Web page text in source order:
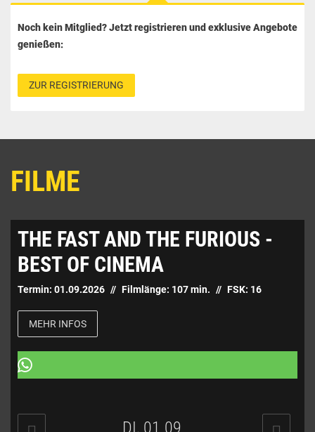
Noch kein Mitglied? Jetzt registrieren und exklusive Angebote
genießen:
ZUR REGISTRIERUNG
FILME
THE FAST AND THE FURIOUS -
BEST OF CINEMA
Termin: 01.09.2026 Filmlänge: 107min. FSK: 16
MEHR INFOS
DI, 01.09.